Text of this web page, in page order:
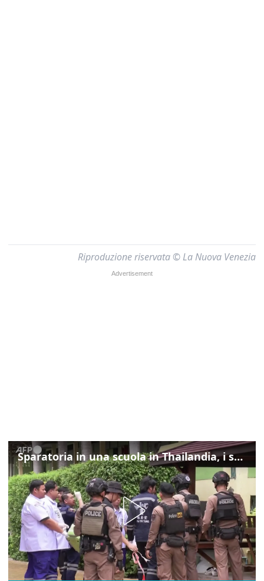
Riproduzione riservata © La Nuova Venezia
Sparatoria in una scuola in Thailandia, i soccorsi sul posto